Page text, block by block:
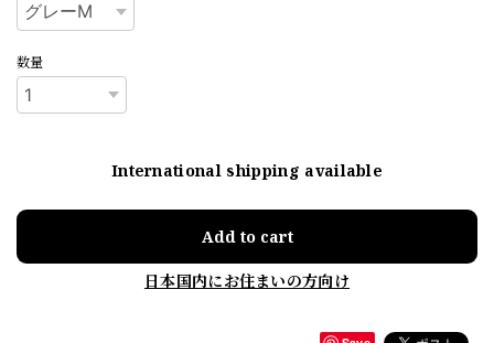
数量
International shipping available
Add to cart
日本国内にお住まいの方向け